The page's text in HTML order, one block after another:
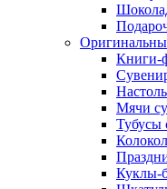
Книги-
Мячи
Тубусы
Куклы-